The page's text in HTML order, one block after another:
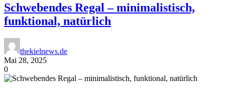
Schwebendes Regal – minimalistisch,
funktional, natürlich
thekielnews.de
Mai 28, 2025
0